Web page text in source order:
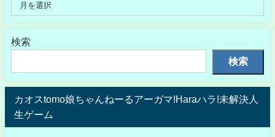
検索
検索
カオスtomo娘ちゃんねーるアーガマ!Haraハラ!未解決人
生ゲーム